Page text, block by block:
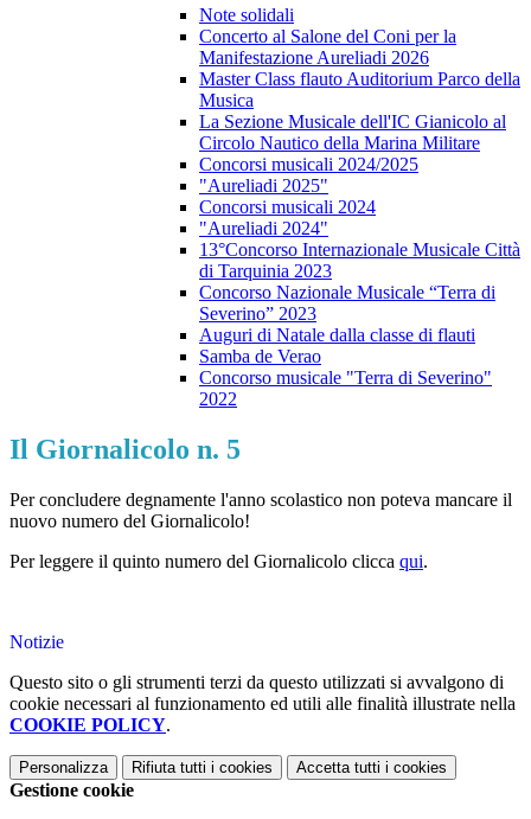
Note solidali
Concerto al Salone del Coni per la
Manifestazione Aureliadi 2026
Master Class flauto Auditorium Parco della
Musica
La Sezione Musicale dell'IC Gianicolo al
Circolo Nautico della Marina Militare
Concorsi musicali 2024/2025
"Aureliadi 2025"
Concorsi musicali 2024
"Aureliadi 2024"
13°Concorso Internazionale Musicale Città
di Tarquinia 2023
Concorso Nazionale Musicale “Terra di
Severino” 2023
Auguri di Natale dalla classe di flauti
Samba de Verao
Concorso musicale "Terra di Severino"
2022
Il Giornalicolo n. 5
Per concludere degnamente l'anno scolastico non poteva mancare il
nuovo numero del Giornalicolo!
Per leggere il quinto numero del Giornalicolo clicca qui.
Notizie
Questo sito o gli strumenti terzi da questo utilizzati si avvalgono di
cookie necessari al funzionamento ed utili alle finalità illustrate nella
COOKIE POLICY.
Personalizza Rifiuta tutti i cookies Accetta tutti i cookies
Gestione cookie